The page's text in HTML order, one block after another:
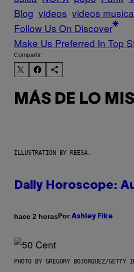
Blog videos videos
Follow Us On Discover
Make Us Preferred In Top
Compartir:
MÁS DE LO
ILLUSTRATION BY REESA.
Daily Horoscope:
hace 2 horasPor Ashley Fike
PHOTO BY GREGORY BOJORQUEZ/GETTY